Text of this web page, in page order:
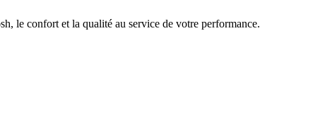
le confort et la qualité au service de votre performance.